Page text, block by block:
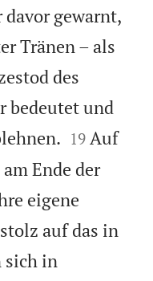
gewarnt,
Tränen – als
des
bedeutet und


19 Auf
Ende der
eigene
auf das in
sich in